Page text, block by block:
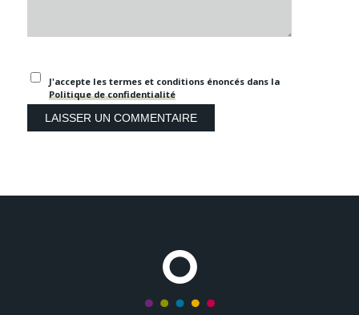
J'accepte les termes et conditions énoncés dans la
Politique de confidentialité